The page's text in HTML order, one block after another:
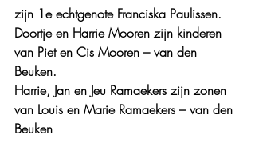
zijn 1e echtgenote Franciska Paulissen.
Doortje en Harrie Mooren zijn kinderen
van Piet en Cis Mooren – van den
Beuken.
Harrie, Jan en Jeu Ramaekers zijn zonen
van Louis en Marie Ramaekers – van den
Beuken